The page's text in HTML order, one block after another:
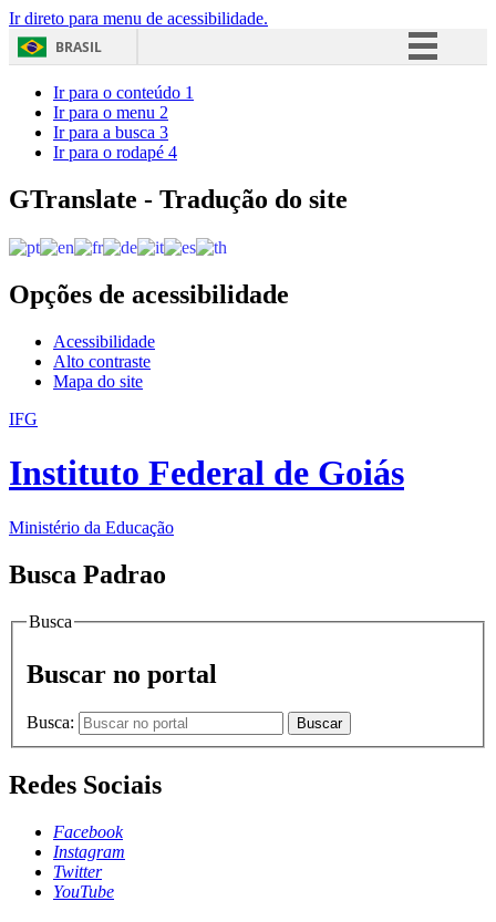
Ir direto para menu de acessibilidade.
BRASIL
Acesso à informação
Ir para o conteúdo 1
Ir para o menu 2
Ir para a busca 3
Ir para o rodapé 4
GTranslate - Tradução do site
Opções de acessibilidade
Acessibilidade
Alto contraste
Mapa do site
IFG
Instituto Federal de Goiás
Ministério da Educação
Busca Padrao
Busca
Buscar no portal
Busca: Buscar
Redes Sociais
Facebook
Instagram
Twitter
YouTube